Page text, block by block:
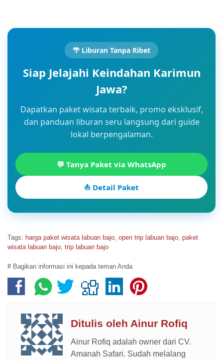
🌴 Liburan Tanpa Ribet
Siap Jelajahi Keindahan Karimun
Jawa?
Dapatkan paket wisata terbaik, promo eksklusif,
dan panduan liburan seru langsung dari guide
lokal berpengalaman.
💬 Tanya Paket via WhatsApp
⛵ Detail Paket
Tags: harga paket wisata labuan bajo, open trip labuan bajo, paket
wisata labuan bajo, trip labuan bajo
# Bagikan informasi ini kepada teman Anda
Ditulis oleh Ainur Rofiq
Ainur Rofiq adalah owner dari CV.
Amanah Safari. Sudah melalang